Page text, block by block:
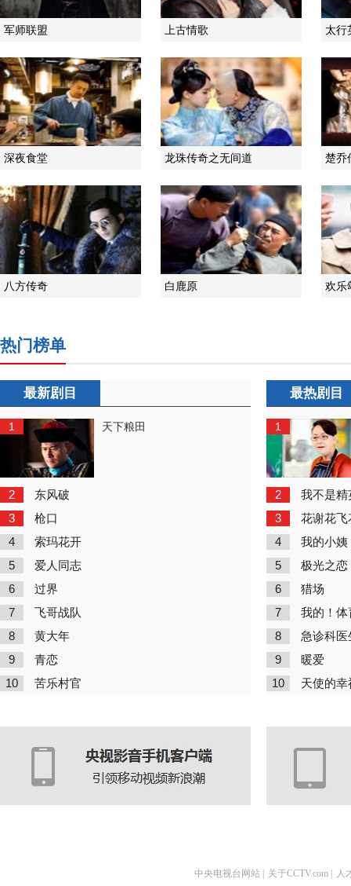
军师联盟 上古情歌 太行
深夜食堂 龙珠传奇之无间道 楚乔
八方传奇 白鹿原 欢乐
热门榜单
最新剧目
1 天下粮田
2 东风破
3 枪口
4 索玛花开
5 爱人同志
6 过界
7 飞哥战队
8 黄大年
9 青恋
10 苦乐村官
最热剧目
1
2 我不是精
3 花谢花飞
4 我的小姨
5 极光之恋
6 猎场
7 我的！体
8 急诊科医
9 暖爱
10 天使的幸
中央电视台网站 关于CCTV.com 人